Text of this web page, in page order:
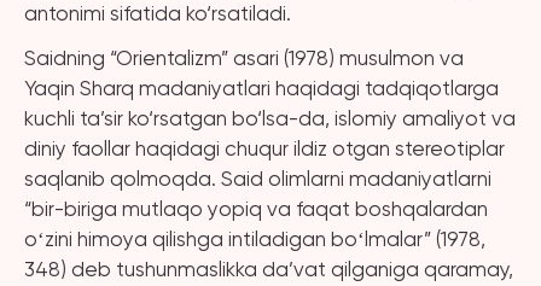
antonimi sifatida ko‘rsatiladi.
Saidning “Orientalizm” asari (1978) musulmon va
Yaqin Sharq madaniyatlari haqidagi tadqiqotlarga
kuchli ta’sir ko‘rsatgan bo‘lsa-da, islomiy amaliyot va
diniy faollar haqidagi chuqur ildiz otgan stereotiplar
saqlanib qolmoqda. Said olimlarni madaniyatlarni
“bir-biriga mutlaqo yopiq va faqat boshqalardan
oʻzini himoya qilishga intiladigan boʻlmalar” (1978,
348) deb tushunmaslikka da’vat qilganiga qaramay,